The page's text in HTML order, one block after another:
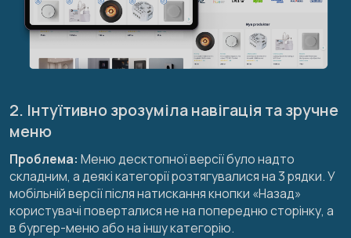
2. Інтуїтивно зрозуміла навігація та зручне
меню
Проблема: Меню десктопної версії було надто
складним, а деякі категорії розтягувалися на 3 рядки. У
мобільній версії після натискання кнопки «Назад»
користувачі поверталися не на попередню сторінку, а
в бургер-меню або на іншу категорію.